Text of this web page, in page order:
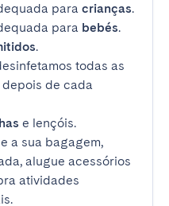
para crianças.
para bebés.
.
todas as
de cada
e lençóis.
a sua bagagem,
alugue acessórios
atividades